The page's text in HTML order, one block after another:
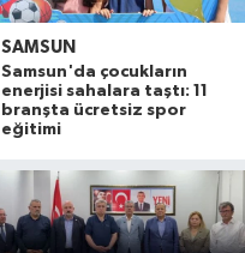
SAMSUN
Samsun'da çocukların
enerjisi sahalara taştı: 11
branşta ücretsiz spor
eğitimi